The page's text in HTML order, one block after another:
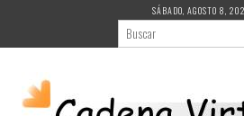
contenido
SÁBADO, AGOSTO 8,